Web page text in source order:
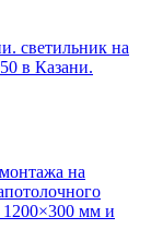
светильник на
в Казани.
на
1200×300 мм и